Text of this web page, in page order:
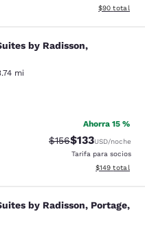
Ver detalles
$90 total
by Radisson,
by Radisson,
mi
Bueno. 381 reseñas
Ahorra 15 %
Precio tachado:
$156Precio con
$133USD/noche
Tarifa para socios
Ver detalles
$149 total
by Radisson,
by Radisson, Portage,